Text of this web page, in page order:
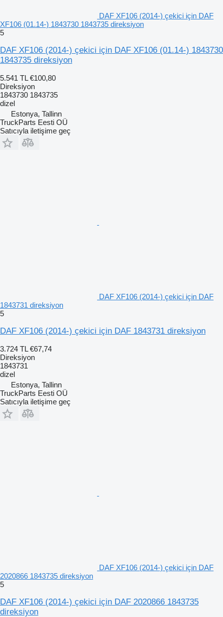
DAF XF106 (2014-) çekici için DAF
XF106 (01.14-) 1843730 1843735 direksiyon
5
DAF XF106 (2014-) çekici için DAF XF106 (01.14-) 1843730
1843735 direksiyon
5.541 TL €100,80
Direksiyon
1843730 1843735
dizel
Estonya, Tallinn
TruckParts Eesti OÜ
Satıcıyla iletişime geç
DAF XF106 (2014-) çekici için DAF
1843731 direksiyon
5
DAF XF106 (2014-) çekici için DAF 1843731 direksiyon
3.724 TL €67,74
Direksiyon
1843731
dizel
Estonya, Tallinn
TruckParts Eesti OÜ
Satıcıyla iletişime geç
DAF XF106 (2014-) çekici için DAF
2020866 1843735 direksiyon
5
DAF XF106 (2014-) çekici için DAF 2020866 1843735
direksiyon